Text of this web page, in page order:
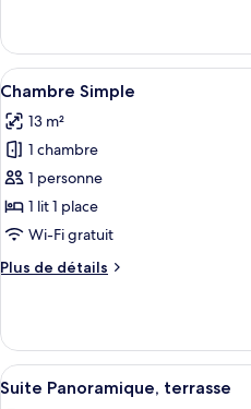
Suite
Giulio
Cesare
le
type
de
Suite
Giulio
Afficher
toutes
les
photos
pour
ce
type
chambre :
4
Chambre Simple
13 m²
1 chambre
1 personne
1 lit 1 place
Wi-Fi gratuit
Plus de détails
Plus
le
type
de
Afficher
toutes
5
Suite Panoramique, terrasse